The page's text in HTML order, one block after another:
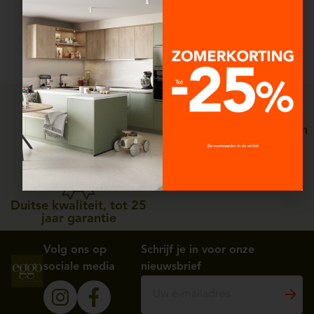
betaalbare design van èggo
makkelijker maakt, zonder
toegevingen.
Straffe prijzen
Persoonlijke service, van
ontwerp tot plaatsing
Duitse kwaliteit, tot 25
jaar garantie
Volg ons op
sociale media
Schrijf je in voor onze
nieuwsbrief